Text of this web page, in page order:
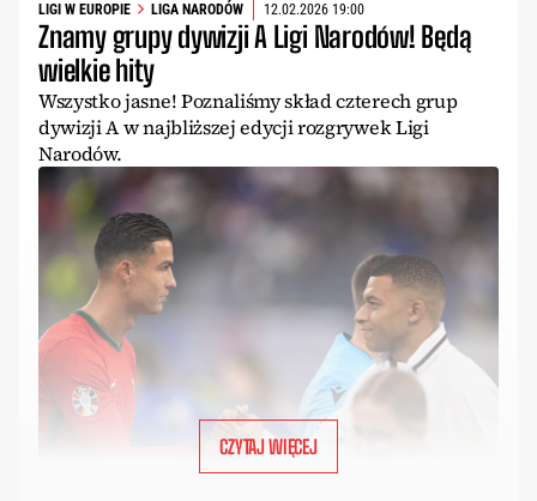
LIGI W EUROPIE LIGA NARODÓW 12.02.2026 19:00
Znamy grupy dywizji A Ligi Narodów! Będą
wielkie hity
Wszystko jasne! Poznaliśmy skład czterech grup
dywizji A w najbliższej edycji rozgrywek Ligi
Narodów.
CZYTAJ WIĘCEJ